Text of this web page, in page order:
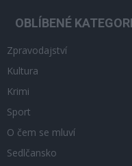
OBLÍBENÉ
Zpravodajství
Kultura
Krimi
Sport
O čem se mluví
Sedlčansko